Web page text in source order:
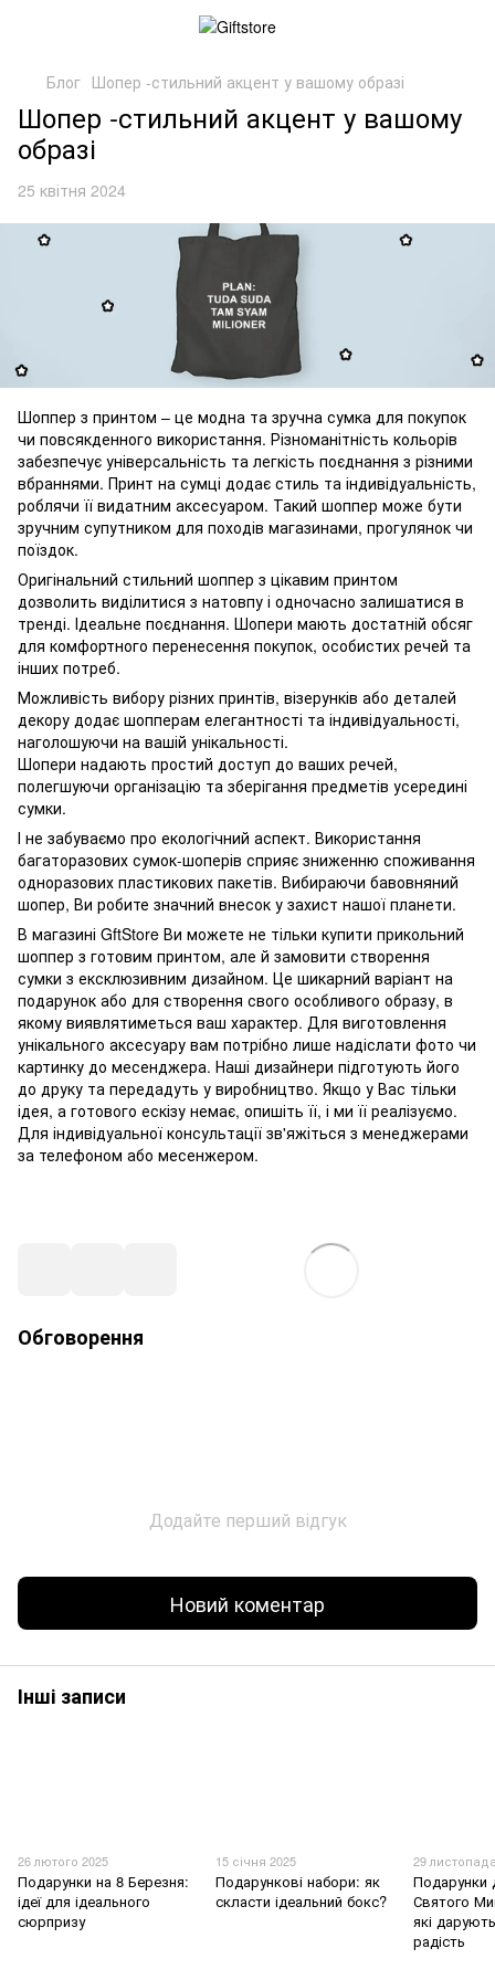
Блог Шопер -стильний акцент у вашому образі
Шопер -стильний акцент у вашому
образі
25 квітня 2024
Шоппер з принтом – це модна та зручна сумка для покупок
чи повсякденного використання. Різноманітність кольорів
забезпечує універсальність та легкість поєднання з різними
вбраннями. Принт на сумці додає стиль та індивідуальність,
роблячи її видатним аксесуаром. Такий шоппер може бути
зручним супутником для походів магазинами, прогулянок чи
поїздок.
Оригінальний стильний шоппер з цікавим принтом
дозволить виділитися з натовпу і одночасно залишатися в
тренді. Ідеальне поєднання. Шопери мають достатній обсяг
для комфортного перенесення покупок, особистих речей та
інших потреб.
Можливість вибору різних принтів, візерунків або деталей
декору додає шопперам елегантності та індивідуальності,
наголошуючи на вашій унікальності.
Шопери надають простий доступ до ваших речей,
полегшуючи організацію та зберігання предметів усередині
сумки.
І не забуваємо про екологічний аспект. Використання
багаторазових сумок-шоперів сприяє зниженню споживання
одноразових пластикових пакетів. Вибираючи бавовняний
шопер, Ви робите значний внесок у захист нашої планети.
В магазині GftStore Ви можете не тільки купити прикольний
шоппер з готовим принтом, але й замовити створення
сумки з ексклюзивним дизайном. Це шикарний варіант на
подарунок або для створення свого особливого образу, в
якому виявлятиметься ваш характер. Для виготовлення
унікального аксесуару вам потрібно лише надіслати фото чи
картинку до месенджера. Наші дизайнери підготують його
до друку та передадуть у виробництво. Якщо у Вас тільки
ідея, а готового ескізу немає, опишіть її, і ми її реалізуємо.
Для індивідуальної консультації зв'яжіться з менеджерами
за телефоном або месенжером.
Обговорення
Додайте перший відгук
Новий коментар
Інші записи
26 лютого 2025
Подарунки на 8 Березня:
ідеї для ідеального
сюрпризу
15 січня 2025
Подарункові набори: як
скласти ідеальний бокс?
29
Подарунки
Святого
які
радість